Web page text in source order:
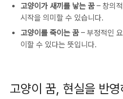
고양이가 새끼를 낳는 꿈 – 창의
시작을 의미할 수 있습니다.
고양이를 죽이는 꿈 – 부정적인
이할 수 있다는 뜻입니다.
고양이 꿈, 현실을 반